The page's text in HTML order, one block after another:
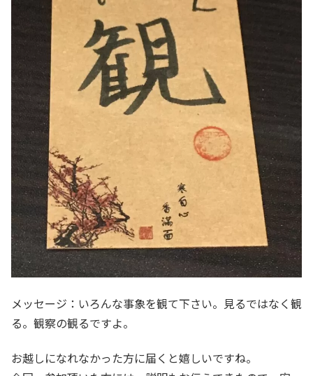
メッセージ：いろんな事象を観て下さい。見るではなく観
る。観察の観るですよ。
お越しになれなかった方に届くと嬉しいですね。